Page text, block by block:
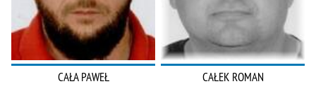
CAŁA PAWEŁ CAŁEK ROMAN